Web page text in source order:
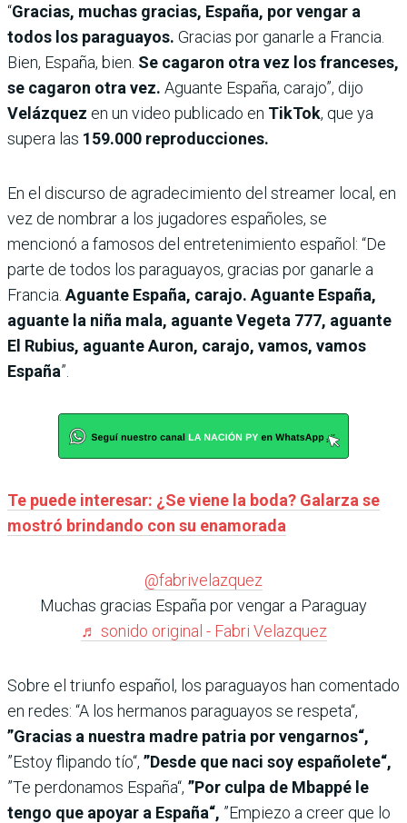
“Gracias, muchas gracias, España, por vengar a
todos los paraguayos. Gracias por ganarle a Francia.
Bien, España, bien. Se cagaron otra vez los franceses,
se cagaron otra vez. Aguante España, carajo”, dijo
Velázquez en un video publicado en TikTok, que ya
supera las 159.000 reproducciones.
En el discurso de agradecimiento del streamer local, en
vez de nombrar a los jugadores españoles, se
mencionó a famosos del entretenimiento español: “De
parte de todos los paraguayos, gracias por ganarle a
Francia. Aguante España, carajo. Aguante España,
aguante la niña mala, aguante Vegeta 777, aguante
El Rubius, aguante Auron, carajo, vamos, vamos
España”.
Te puede interesar: ¿Se viene la boda? Galarza se
mostró brindando con su enamorada
@fabrivelazquez
Muchas gracias España por vengar a Paraguay
♬ sonido original - Fabri Velazquez
Sobre el triunfo español, los paraguayos han comentado
en redes: “A los hermanos paraguayos se respeta“,
”Gracias a nuestra madre patria por vengarnos“,
”Estoy flipando tío“, ”Desde que naci soy españolete“,
”Te perdonamos España“, ”Por culpa de Mbappé le
tengo que apoyar a España“, ”Empiezo a creer que lo